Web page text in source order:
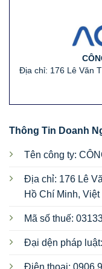
Địa chỉ: 176 Lê Văn
Thông Tin Doanh
Tên công ty:
Địa chỉ: 176 Lê
Hồ Chí Minh, Việt
Mã số thuế:
Đại dện pháp